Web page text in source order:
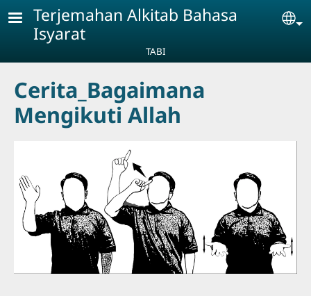
Skip to main content
Terjemahan Alkitab Bahasa
Isyarat
TABI
Cerita_Bagaimana
Mengikuti Allah